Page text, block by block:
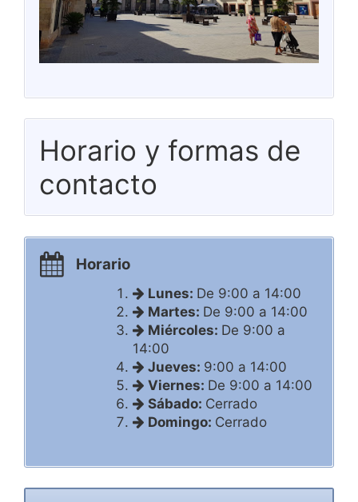
Horario y formas de
contacto
Horario
Lunes: De 9:00 a 14:00
Martes: De 9:00 a 14:00
Miércoles: De 9:00 a
14:00
Jueves: 9:00 a 14:00
Viernes: De 9:00 a 14:00
Sábado: Cerrado
Domingo: Cerrado